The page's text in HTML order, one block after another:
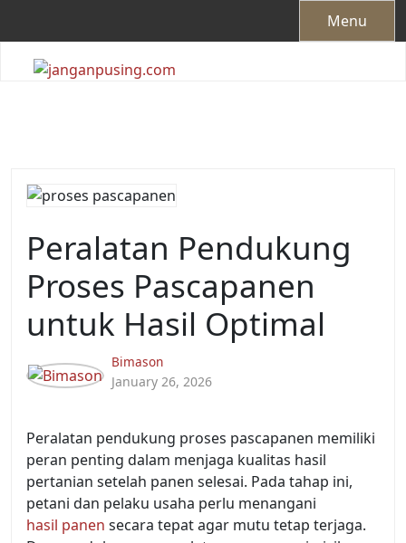
Menu
Peralatan Pendukung
Proses Pascapanen
untuk Hasil Optimal
Bimason
January 26, 2026
Peralatan pendukung proses pascapanen memiliki
peran penting dalam menjaga kualitas hasil
pertanian setelah panen selesai. Pada tahap ini,
petani dan pelaku usaha perlu menangani
hasil panen secara tepat agar mutu tetap terjaga.